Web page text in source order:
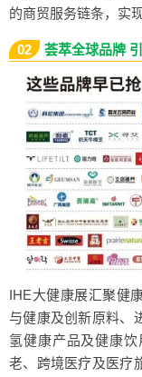
的商贸服务链条，实
02 荟萃全球品牌
IHE大健康展汇聚健
与健康及创新原料、
氢健康产品及健康
老、跨境医疗及医疗